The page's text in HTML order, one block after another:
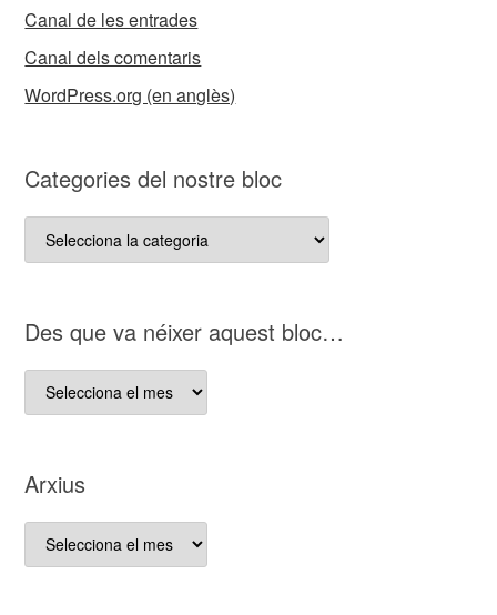
Canal de les entrades
Canal dels comentaris
WordPress.org (en anglès)
Categories del nostre bloc
Categories
del
D es que va néixer aquest bloc…
D es
que
aquest
bloc…
Arxius
Arxius